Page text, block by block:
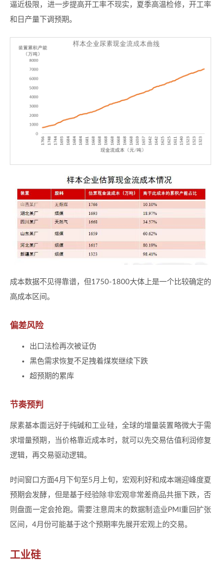
逼近极限，进一步提高开工率不现实，夏季高温检修，开工率
和日产量下调预期。
成本数据不见得靠谱，但1750-1800大体上是一个比较确定的
高成本区间。
偏差风险
出口法检再次被证伪
黑色需求恢复不足拽着煤炭继续下跌
超预期的累库
节奏预判
尿素基本面远好于纯碱和工业硅，全球的增量装置略微大于需
求增量预期，当价格靠近成本时，就可以先交易估值利润修复
逻辑，再交易驱动逻辑。
时间窗口方面4月下旬至5月上旬，宏观利好和成本端迎峰度夏
预期会发酵，但是基于经验除非宏观非常差商品共振下跌，否
则盘面一定会抢跑。需要注意周末的数据制造业PMI重回扩张
区间，4月份可能基于这个预期率先展开宏观上的交易。
工业硅